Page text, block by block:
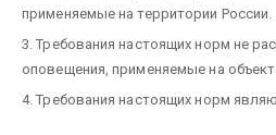
применяемые на территории России.
3. Требования настоящих норм не
оповещения, применяемые на
4. Требования настоящих норм